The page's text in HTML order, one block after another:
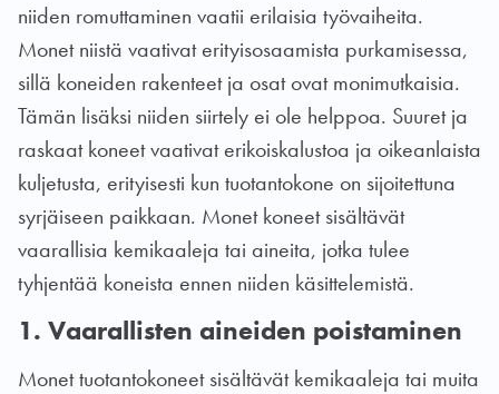
niiden romuttaminen vaatii erilaisia työvaiheita.
Monet niistä vaativat erityisosaamista purkamisessa,
sillä koneiden rakenteet ja osat ovat monimutkaisia.
Tämän lisäksi niiden siirtely ei ole helppoa. Suuret ja
raskaat koneet vaativat erikoiskalustoa ja oikeanlaista
kuljetusta, erityisesti kun tuotantokone on sijoitettuna
syrjäiseen paikkaan. Monet koneet sisältävät
vaarallisia kemikaaleja tai aineita, jotka tulee
tyhjentää koneista ennen niiden käsittelemistä.
1. Vaarallisten aineiden poistaminen
Monet tuotantokoneet sisältävät kemikaaleja tai muita